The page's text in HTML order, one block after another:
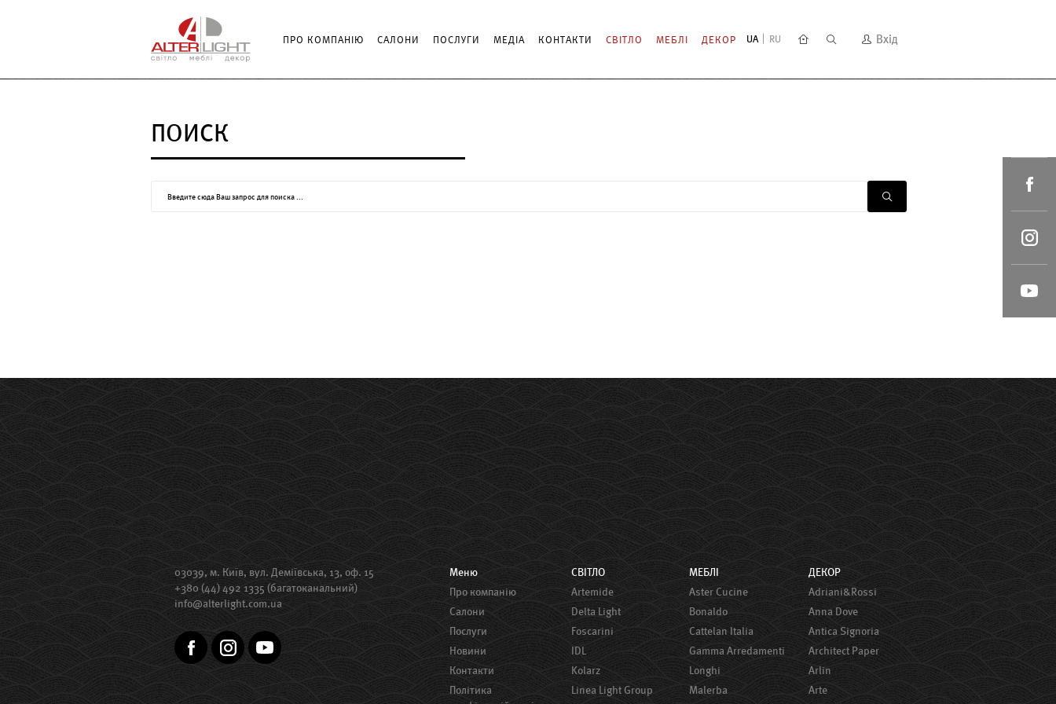
ПРО КОМПАНІЮ САЛОНИ ПОСЛУГИ МЕДІА КОНТАКТИ СВІТЛО МЕБЛІ ДЕКОР UA RU Вхід
ПОИСК
03039, м. Київ, вул. Деміївська, 13, оф. 15
+380 (44) 492 1335 (багатоканальний)
info@alterlight.com.ua
Меню
Про компанію
Салони
Послуги
Новини
Контакти
Політика
СВІТЛО
Artemide
Delta Light
Foscarini
IDL
Kolarz
Linea Light Group
МЕБЛІ
Aster Сucine
Bonaldo
Cattelan Italia
Gamma Arredamenti
Longhi
Malerba
ДЕКОР
Adriani&Rossi
Anna Dove
Antica Signoria
Architect Paper
Arlin
Arte